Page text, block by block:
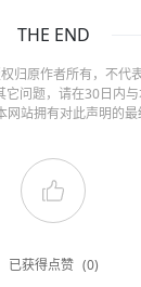
THE END
归原作者所有，不代
问题，请在30日内
网站拥有对此声明的最
已获得点赞 (0)